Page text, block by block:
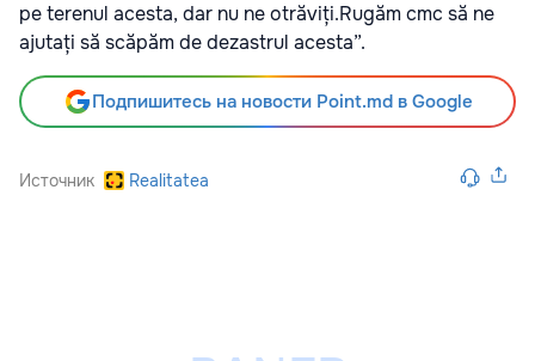
pe terenul acesta, dar nu ne otrăviți.Rugăm cmc să ne
ajutați să scăpăm de dezastrul acesta”.
Подпишитесь на новости Point.md в Google
Источник Realitatea